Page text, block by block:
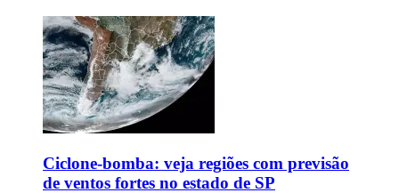
Ciclone-bomba: veja regiões com previsão
de ventos fortes no estado de SP